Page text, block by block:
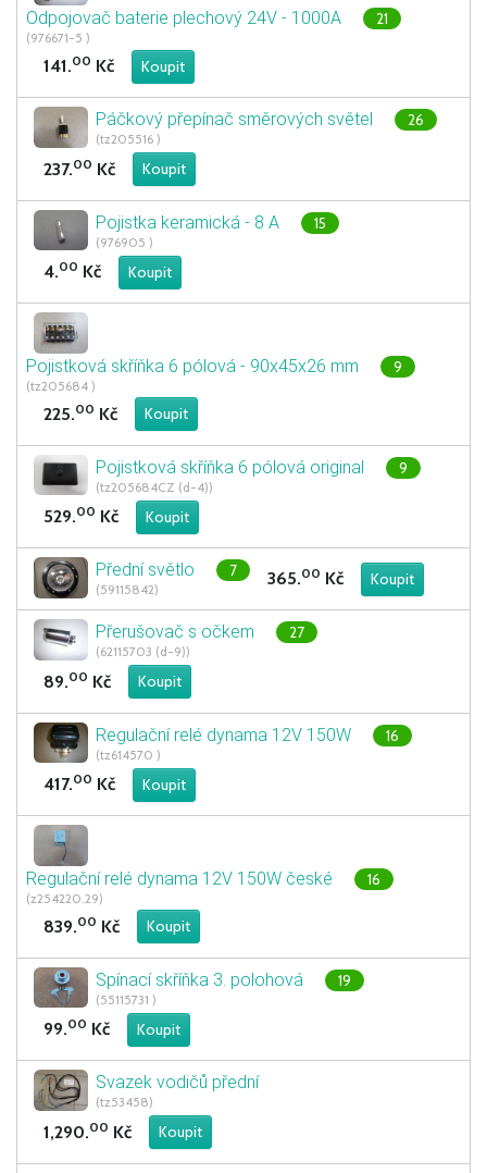
Odpojovač baterie plechový 24V - 1000A 21
(976671-5 )
141.00 Kč
Páčkový přepínač směrových světel 26
(tz205516 )
237.00 Kč
Pojistka keramická - 8 A 15
(976905 )
4.00 Kč
Pojistková skříňka 6 pólová - 90x45x26 mm 9
(tz205684 )
225.00 Kč
Pojistková skříňka 6 pólová original 9
(tz205684CZ (d-4))
529.00 Kč
Přední světlo 7
(59115842)
365.00 Kč
Přerušovač s očkem 27
(62115703 (d-9))
89.00 Kč
Regulační relé dynama 12V 150W 16
(tz614570 )
417.00 Kč
Regulační relé dynama 12V 150W české 16
(z254220.29)
839.00 Kč
Spínací skříňka 3. polohová 19
(55115731 )
99.00 Kč
Svazek vodičů přední
(tz53458)
1,290.00 Kč